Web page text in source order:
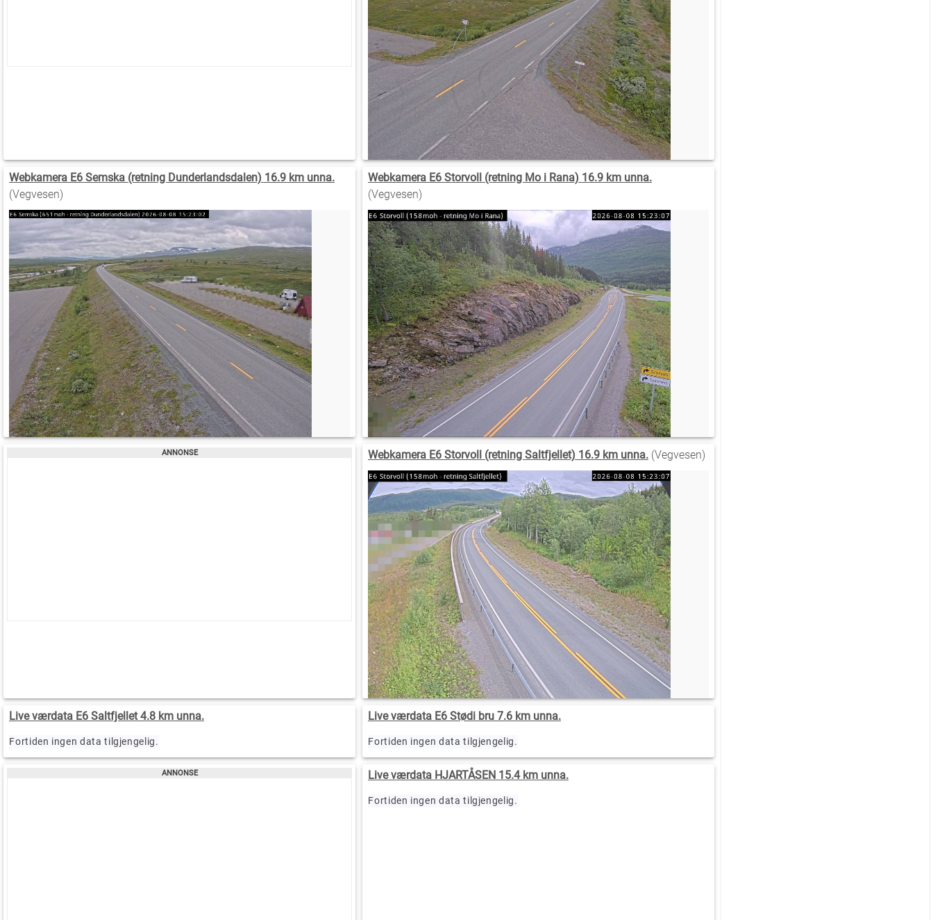
Webkamera E6 Semska (retning Dunderlandsdalen) 16.9 km unna.
(Vegvesen)
Webkamera E6 Storvoll (retning Mo i Rana) 16.9 km unna.
(Vegvesen)
Webkamera E6 Storvoll (retning Saltfjellet) 16.9 km unna. (Vegvesen)
Live værdata E6 Saltfjellet 4.8 km unna.
Fortiden ingen data tilgjengelig.
Live værdata E6 Stødi bru 7.6 km unna.
Fortiden ingen data tilgjengelig.
Live værdata HJARTÅSEN 15.4 km unna.
Fortiden ingen data tilgjengelig.